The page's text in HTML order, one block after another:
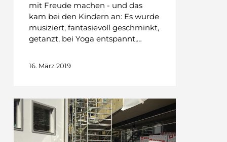
mit Freude machen - und das
kam bei den Kindern an: Es wurde
musiziert, fantasievoll geschminkt,
getanzt, bei Yoga entspannt,…
16. März 2019